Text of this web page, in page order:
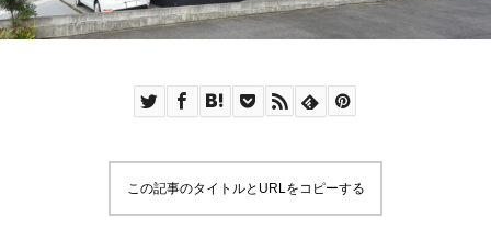
この記事のタイトルとURLをコピーする